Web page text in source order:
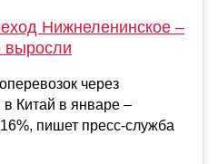
Нижнеленинское –
выросли
через
Китай в январе –
пишет пресс-служба